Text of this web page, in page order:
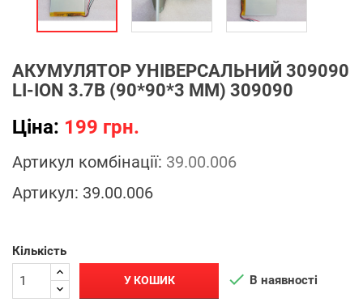
АКУМУЛЯТОР УНІВЕРСАЛЬНИЙ 309090
LI-ION 3.7В (90*90*3 ММ) 309090
Ціна: 199 грн.
Артикул комбінації: 39.00.006
Артикул: 39.00.006
Кількість
У КОШИК  В наявності